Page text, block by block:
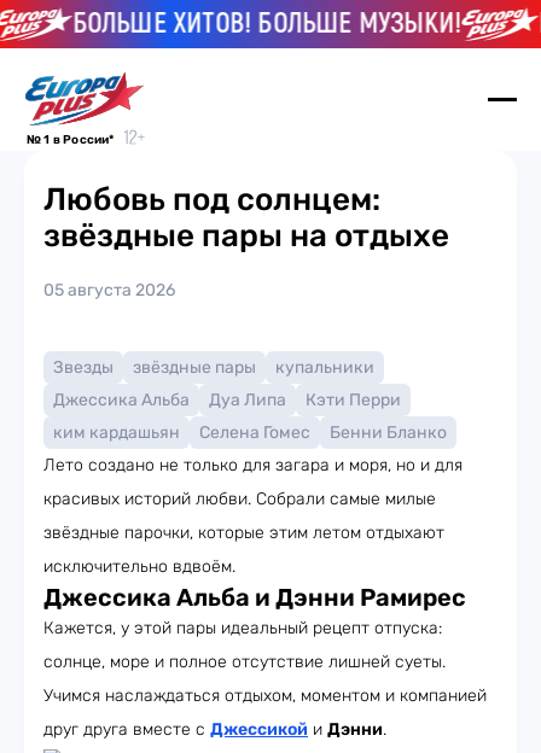
БОЛЬШЕ ХИТОВ! БОЛЬШЕ МУЗЫКИ!
№ 1 в России*
Любовь под солнцем:
звёздные пары на отдыхе
05 августа 2026
Звезды звёздные пары
купальники
Джессика Альба
Дуа Липа
Кэти Перри
ким кардашьян
Селена Гомес
Бенни Бланко
Лето создано не только для загара и моря, но и для
красивых историй любви. Собрали самые милые
звёздные парочки, которые этим летом отдыхают
исключительно вдвоём.
Джессика Альба и Дэнни Рамирес
Кажется, у этой пары идеальный рецепт отпуска:
солнце, море и полное отсутствие лишней суеты.
Учимся наслаждаться отдыхом, моментом и компанией
друг друга вместе с Джессикой и Дэнни.